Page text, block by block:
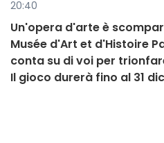
20:40
Un'opera d'arte è
Musée d'Art et d'Histoire
conta su di voi per
Il gioco durerà fino al 31